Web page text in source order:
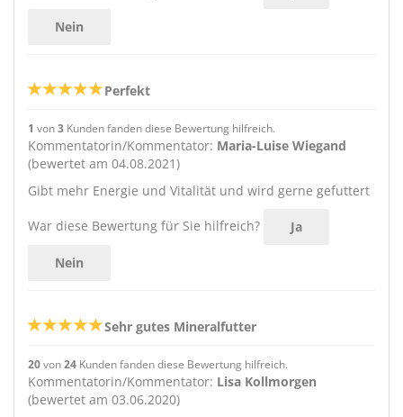
Nein
Perfekt
1 von3 Kunden fanden diese Bewertung hilfreich.
Kommentatorin/Kommentator: Maria-Luise Wiegand
(bewertet am 04.08.2021)
Gibt mehr Energie und Vitalität und wird gerne gefuttert
War diese Bewertung für Sie hilfreich? Ja
Nein
Sehr gutes Mineralfutter
20von24 Kunden fanden diese Bewertung hilfreich.
Kommentatorin/Kommentator: Lisa Kollmorgen
(bewertet am 03.06.2020)